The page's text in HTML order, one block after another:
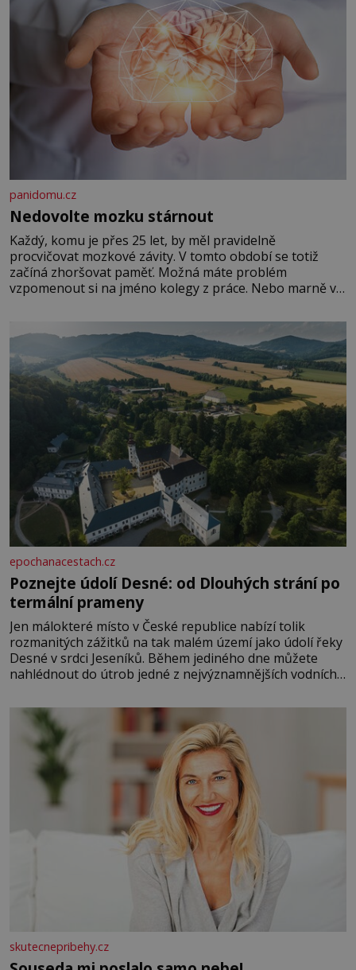
panidomu.cz
Nedovolte mozku stárnout
Každý, komu je přes 25 let, by měl pravidelně
procvičovat mozkové závity. V tomto období se totiž
začíná zhoršovat paměť. Možná máte problém
vzpomenout si na jméno kolegy z práce. Nebo marně v
Je to opravdu tak, s věkem jako kdyby se paměť
rozhodla stávkovat. Cvičte
epochanacestach.cz
Poznejte údolí Desné: od Dlouhých strání po
termální prameny
Jen málokteré místo v České republice nabízí tolik
rozmanitých zážitků na tak malém území jako údolí řeky
Desné v srdci Jeseníků. Během jediného dne můžete
nahlédnout do útrob jedné z nejvýznamnějších vodních
se na koloběžce a den zakončit poznáváním památek ve
Velkých Losinách nebo v termálním
skutecnepribehy.cz